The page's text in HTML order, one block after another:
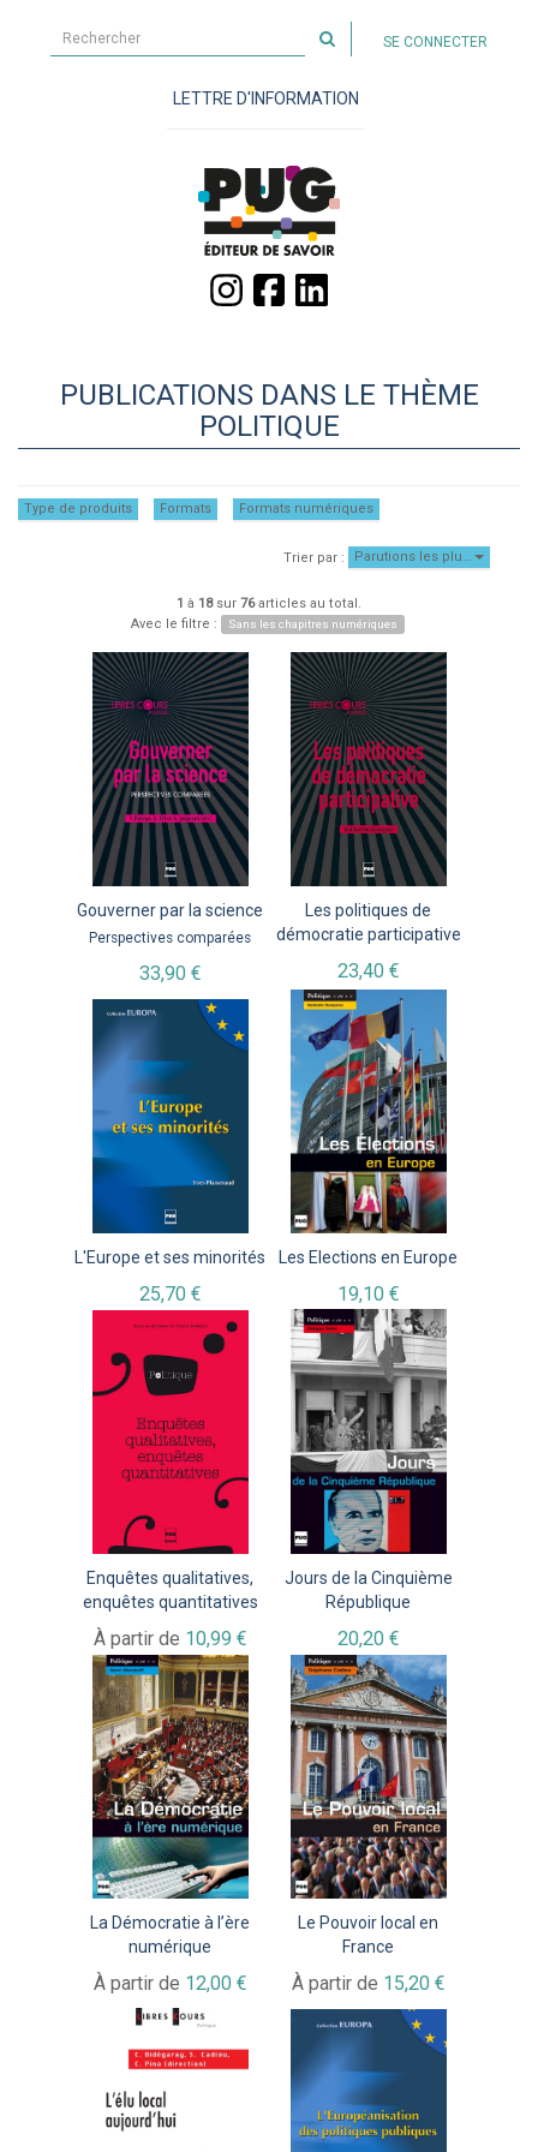
sur
site
SE CONNECTER
LETTRE D'INFORMATION
PUBLICATIONS DANS LE THÈME
POLITIQUE
Type de produits Formats Formats numériques
Trier par : Parutions les plu…
1 à 18sur 76articles au total.
Avec le filtre :
Sans les chapitres numériques
Gouverner par la science
Perspectives comparées
33,90 €
Les politiques de
démocratie participative
23,40 €
L'Europe et ses minorités
25,70 €
Les Elections en Europe
19,10 €
Enquêtes qualitatives,
enquêtes quantitatives
À partir de 10,99 €
Jours de la Cinquième
République
20,20 €
La Démocratie à l’ère
numérique
À partir de 12,00 €
Le Pouvoir local en
France
À partir de 15,20 €